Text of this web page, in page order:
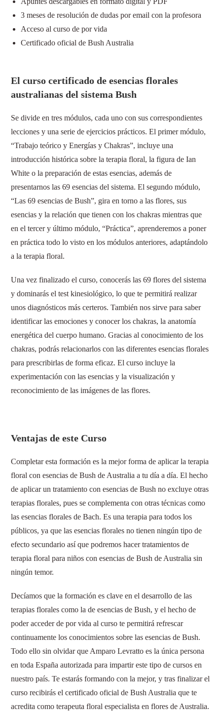
3 meses de resolución de dudas por email con la profesora
Acceso al curso de por vida
Certificado oficial de Bush Australia
El curso certificado de esencias florales
australianas del sistema Bush
Se divide en tres módulos, cada uno con sus correspondientes
lecciones y una serie de ejercicios prácticos. El primer módulo,
“Trabajo teórico y Energías y Chakras”, incluye una
introducción histórica sobre la terapia floral, la figura de Ian
White o la preparación de estas esencias, además de
presentarnos las 69 esencias del sistema. El segundo módulo,
“Las 69 esencias de Bush”, gira en torno a las flores, sus
esencias y la relación que tienen con los chakras mientras que
en el tercer y último módulo, “Práctica”, aprenderemos a poner
en práctica todo lo visto en los módulos anteriores, adaptándolo
a la terapia floral.
Una vez finalizado el curso, conocerás las 69 flores del sistema
y dominarás el test kinesiológico, lo que te permitirá realizar
unos diagnósticos más certeros. También nos sirve para saber
identificar las emociones y conocer los chakras, la anatomía
energética del cuerpo humano. Gracias al conocimiento de los
chakras, podrás relacionarlos con las diferentes esencias florales
para prescribirlas de forma eficaz. El curso incluye la
experimentación con las esencias y la visualización y
reconocimiento de las imágenes de las flores.
Ventajas de este Curso
Completar esta formación es la mejor forma de aplicar la terapia
floral con esencias de Bush de Australia a tu día a día. El hecho
de aplicar un tratamiento con esencias de Bush no excluye otras
terapias florales, pues se complementa con otras técnicas como
las esencias florales de Bach. Es una terapia para todos los
públicos, ya que las esencias florales no tienen ningún tipo de
efecto secundario así que podremos hacer tratamientos de
terapia floral para niños con esencias de Bush de Australia sin
ningún temor.
Decíamos que la formación es clave en el desarrollo de las
terapias florales como la de esencias de Bush, y el hecho de
poder acceder de por vida al curso te permitirá refrescar
continuamente los conocimientos sobre las esencias de Bush.
Todo ello sin olvidar que Amparo Levratto es la única persona
en toda España autorizada para impartir este tipo de cursos en
nuestro país. Te estarás formando con la mejor, y tras finalizar el
curso recibirás el certificado oficial de Bush Australia que te
acredita como terapeuta floral especialista en flores de Australia.